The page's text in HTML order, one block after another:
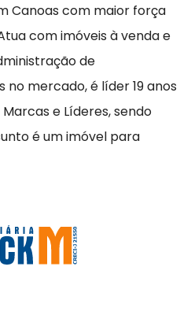
Canoas com maior força
com imóveis à venda e
de
no mercado, é líder 19 anos
e Líderes, sendo
é um imóvel para